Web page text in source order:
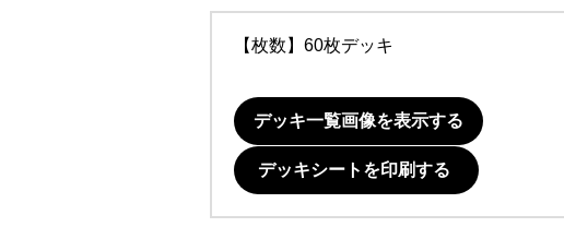
【枚数】60枚デッキ
デッキ一覧画像を表示する
デッキシートを印刷する